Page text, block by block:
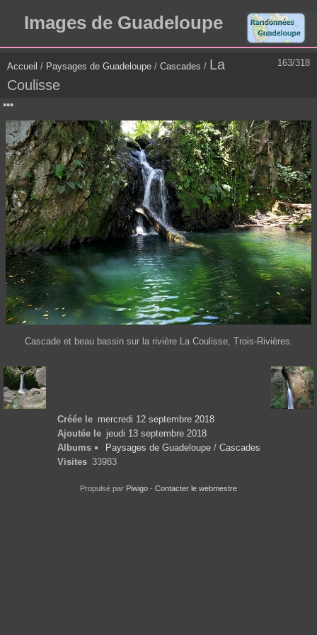
Images de Guadeloupe
163/318
Accueil / Paysages de Guadeloupe / Cascades / La
Coulisse
Cascade et beau bassin sur la rivière La Coulisse, Trois-Rivières.
Créée le mercredi 12 septembre 2018
Ajoutée le jeudi 13 septembre 2018
Albums
Paysages de Guadeloupe/ Cascades
Visites 33983
Propulsé par Piwigo - Contacter le webmestre